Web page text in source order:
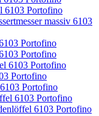
6103 Portofino
massiv 6103
Portofino
Portofino
6103 Portofino
Portofino
Portofino
6103 Portofino
6103 Portofino